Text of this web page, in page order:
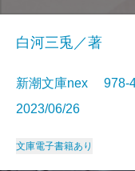
白河三兎／著
新潮文庫nex
2023/06/26
文庫電子書籍あり